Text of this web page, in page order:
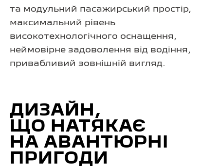
та модульний пасажирський простір,
максимальний рівень
високотехнологічного оснащення,
неймовірне задоволення від водіння,
привабливий зовнішній вигляд.
ДИЗАЙН,
ЩО НАТЯКАЄ
НА АВАНТЮРНІ
ПРИГОДИ